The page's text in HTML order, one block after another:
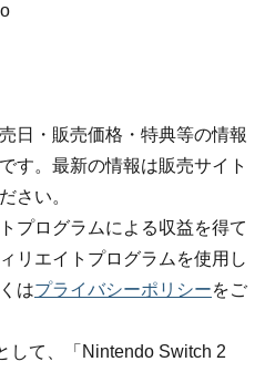
日・販売価格・特典等の情報
す。最新の情報は販売サイト
さい。
プログラムによる収益を得て
リエイトプログラムを使用し
はプライバシーポリシーをご
して、「Nintendo Switch 2